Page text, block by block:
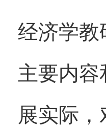
经济学教
主要内容
展实际